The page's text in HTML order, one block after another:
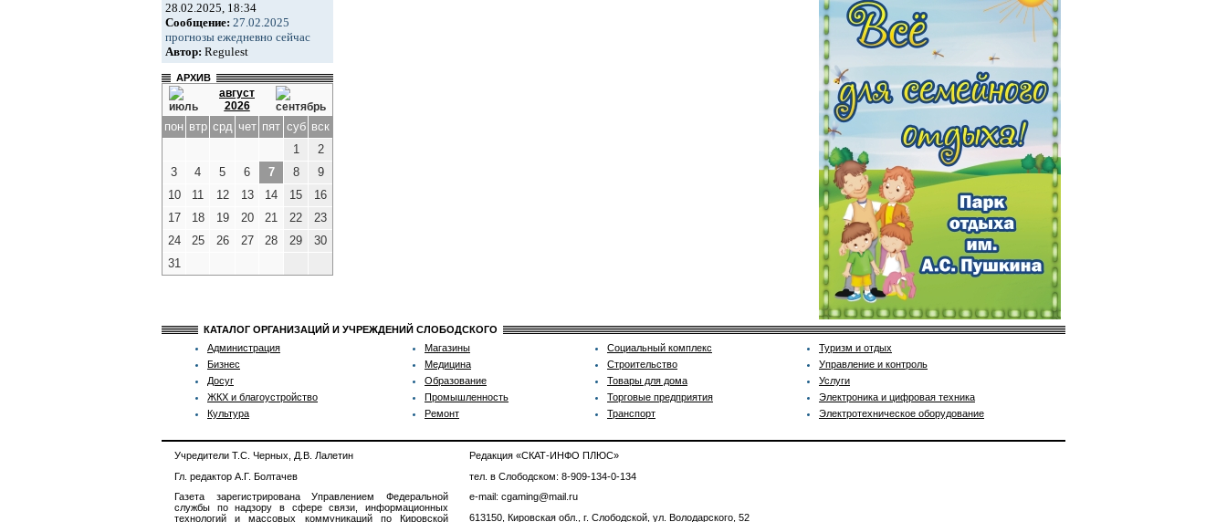
28.02.2025, 18:34
Сообщение: 27.02.2025
прогнозы ежедневно сейчас
Автор: Regulest
АРХИВ
август
2026
пон втр срд чет пят суб вск
1
2
3
4 5 6 7 8
9
10
11 12 13 14 15
16
17
18 19 20 21 22
23
24
25 26 27 28 29
30
31
КАТАЛОГ ОРГАНИЗАЦИЙ И УЧРЕЖДЕНИЙ СЛОБОДСКОГО
Администрация
Бизнес
Досуг
ЖКХ и благоустройство
Культура
Магазины
Медицина
Образование
Промышленность
Ремонт
Социальный комплекс
Строительство
Товары для дома
Торговые предприятия
Транспорт
Туризм и отдых
Управление и контроль
Услуги
Электроника и цифровая техника
Электротехническое оборудование
Учредители Т.С. Черных, Д.В. Лалетин
Гл. редактор А.Г. Болтачев
Газета зарегистрирована Управлением Федеральной
службы по надзору в сфере связи, информационных
технологий и массовых коммуникаций по Кировской
Редакция «СКАТ-ИНФО ПЛЮС»
тел. в Слободском: 8-909-134-0-134
e-mail: cgaming@mail.ru
613150, Кировская обл., г. Слободской, ул. Володарского, 52